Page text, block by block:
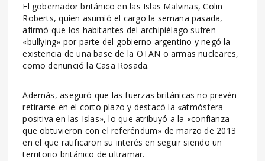
El gobernador británico en las Islas Malvinas, Colin
Roberts, quien asumió el cargo la semana pasada,
afirmó que los habitantes del archipiélago sufren
«bullying» por parte del gobierno argentino y negó la
existencia de una base de la OTAN o armas nucleares,
como denunció la Casa Rosada.
Además, aseguró que las fuerzas británicas no prevén
retirarse en el corto plazo y destacó la «atmósfera
positiva en las Islas», lo que atribuyó a la «confianza
que obtuvieron con el referéndum» de marzo de 2013
en el que ratificaron su interés en seguir siendo un
territorio británico de ultramar.